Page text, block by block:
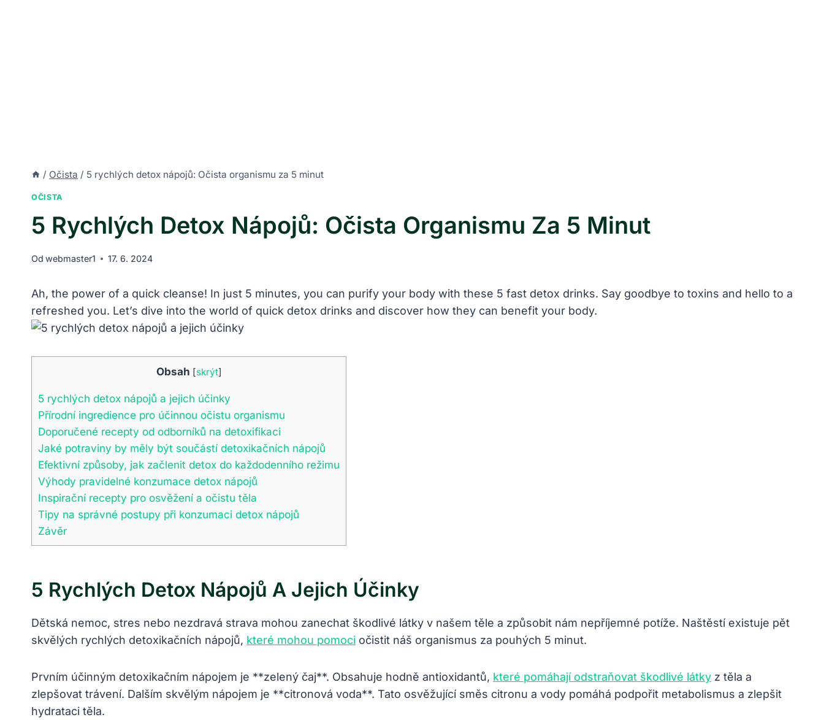
/ Očista / 5 rychlých detox nápojů: Očista organismu za 5 minut
OČISTA
5 Rychlých Detox Nápojů: Očista Organismu Za 5 Minut
Od webmaster1 17. 6. 2024
Ah, the power of a quick cleanse! In just 5 minutes, you can purify your body with these 5 fast detox drinks. Say goodbye to toxins and hello to a
refreshed you. Let’s dive into the world of quick detox drinks and discover how they can benefit your body.
Obsah [skrýt]
5 rychlých detox nápojů a jejich účinky
Přírodní ingredience pro účinnou očistu organismu
Doporučené recepty od odborníků na detoxifikaci
Jaké potraviny by měly být součástí detoxikačních nápojů
Efektivní způsoby, jak začlenit detox do každodenního režimu
Výhody pravidelné konzumace detox nápojů
Inspirační recepty pro osvěžení a očistu těla
Tipy na správné postupy při konzumaci detox nápojů
Závěr
5 Rychlých Detox Nápojů A Jejich Účinky
Dětská nemoc, stres nebo nezdravá strava mohou zanechat škodlivé látky v našem těle a způsobit nám nepříjemné potíže. Naštěstí existuje pět
skvělých rychlých detoxikačních nápojů, které mohou pomoci očistit náš organismus za pouhých 5 minut.
Prvním účinným detoxikačním nápojem je **zelený čaj**. Obsahuje hodně antioxidantů, které pomáhají odstraňovat škodlivé látky z těla a
zlepšovat trávení. Dalším skvělým nápojem je **citronová voda**. Tato osvěžující směs citronu a vody pomáhá podpořit metabolismus a zlepšit
hydrataci těla.